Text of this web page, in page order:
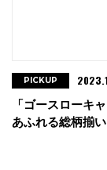
「ゴースローキ
あふれる総柄揃
PICKUP